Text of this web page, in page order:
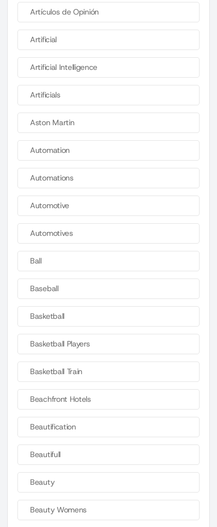
Artículos de Opinión
Artificial
Artificial Intelligence
Artificials
Aston Martin
Automation
Automations
Automotive
Automotives
Ball
Baseball
Basketball
Basketball Players
Basketball Train
Beachfront Hotels
Beautification
Beautifull
Beauty
Beauty Womens